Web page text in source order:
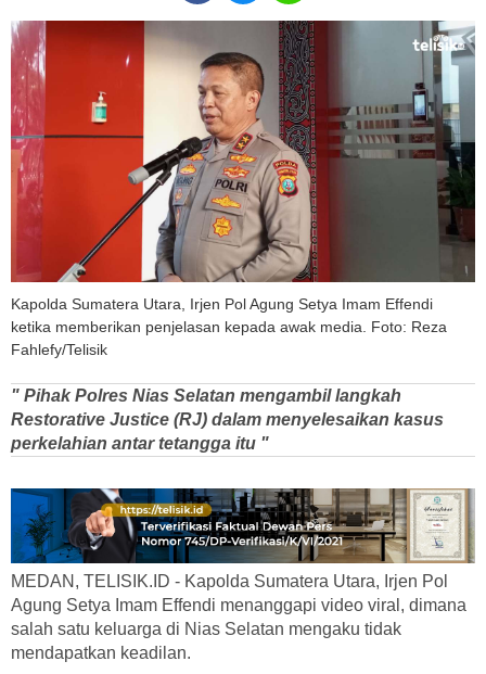
Kapolda Sumatera Utara, Irjen Pol Agung Setya Imam Effendi
ketika memberikan penjelasan kepada awak media. Foto: Reza
Fahlefy/Telisik
" Pihak Polres Nias Selatan mengambil langkah
Restorative Justice (RJ) dalam menyelesaikan kasus
perkelahian antar tetangga itu "
MEDAN, TELISIK.ID - Kapolda Sumatera Utara, Irjen Pol
Agung Setya Imam Effendi menanggapi video viral, dimana
salah satu keluarga di Nias Selatan mengaku tidak
mendapatkan keadilan.